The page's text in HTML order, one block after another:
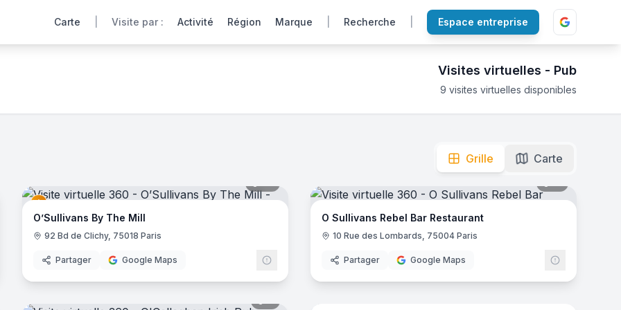
Carte Visite par : Activité Région Marque Recherche Espace entreprise
Visites virtuelles - Pub
9 visites virtuelles disponibles
Grille Carte
O’Sullivans By The Mill
92 Bd de Clichy, 75018 Paris
Partager Google Maps
O Sullivans Rebel Bar Restaurant
10 Rue des Lombards, 75004 Paris
Partager Google Maps
7panoramas